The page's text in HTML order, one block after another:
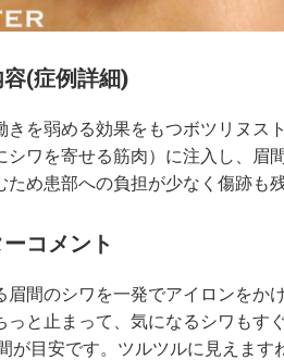
(症例詳細)
きを弱める効果をもつボツリヌス
シワを寄せる筋肉）に注入し、眉
ため患部への負担が少なく傷跡も
コメント
眉間のシワを一発でアイロンをか
っと止まって、気になるシワもす
が目安です。ツルツルに見えます